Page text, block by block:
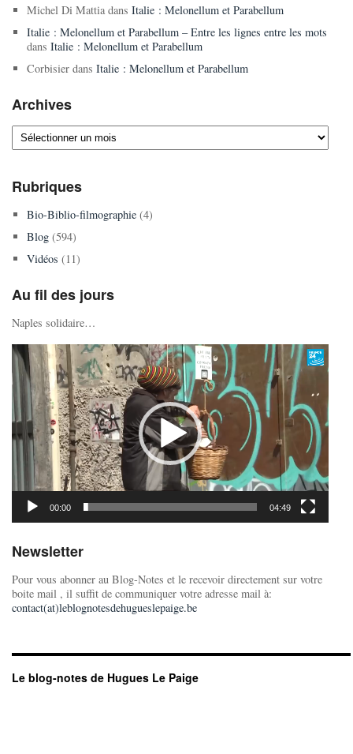
Michel Di Mattiadans Italie : Melonellum et Parabellum
Italie : Melonellum et Parabellum – Entre les lignes entre les mots
dans Italie : Melonellum et Parabellum
Corbisierdans Italie : Melonellum et Parabellum
Archives
Archives
Rubriques
Bio-Biblio-filmographie(4)
Blog(594)
Vidéos (11)
Au fil des jours
Naples solidaire…
Lecteur
vidéo
00:00 04:49
Newsletter
Pour vous abonner au Blog-Notes et le recevoir directement sur votre
boite mail , il suffit de communiquer votre adresse mail à:
contact(at)leblognotesdehugueslepaige.be
Le blog-notes de Hugues Le Paige